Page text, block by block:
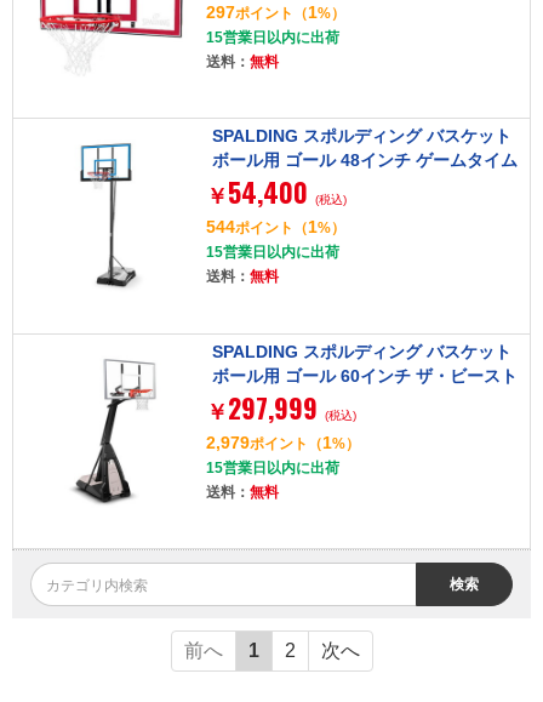
297ポイント （1%）
15営業日以内に出荷
送料： 無料
SPALDING スポルディング バスケット
ボール用 ゴール 48インチ ゲームタイム
シリーズ 7A1655CN
￥ 54,400 (税込)
544ポイント （1%）
15営業日以内に出荷
送料： 無料
SPALDING スポルディング バスケット
ボール用 ゴール 60インチ ザ・ビースト
7B1560CN
￥ 297,999 (税込)
2,979ポイント （1%）
15営業日以内に出荷
送料： 無料
検索
前へ 1 2 次へ